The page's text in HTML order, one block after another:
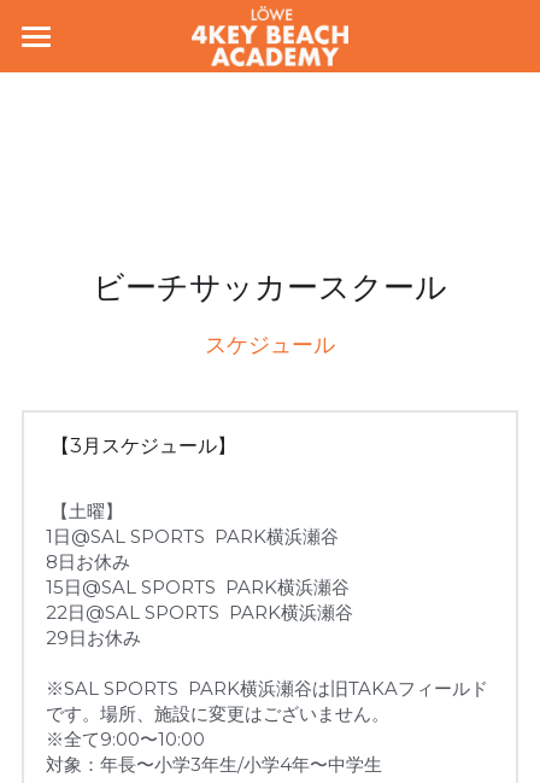
ホーム
お問い合わせ
アカデミー規約
検索
ビーチサッカースクール
スケジュール
【3月スケジュール】
【土曜】
1日@SAL SPORTS  PARK横浜瀬谷
8日お休み
15日@SAL SPORTS  PARK横浜瀬谷
22日@SAL SPORTS  PARK横浜瀬谷
29日お休み
※SAL SPORTS  PARK横浜瀬谷は旧TAKAフィールド
です。場所、施設に変更はございません。
※全て9:00〜10:00
対象：年長〜小学3年生/小学4年〜中学生